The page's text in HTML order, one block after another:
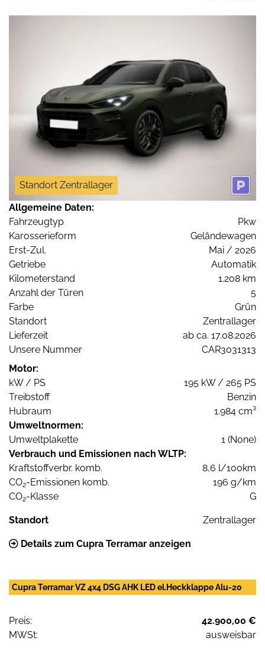
Standort Zentrallager
Allgemeine Daten:
Fahrzeugtyp
Pkw
Karosserieform
Geländewagen
Erst-Zul.
Mai / 2026
Getriebe
Automatik
Kilometerstand
1.208 km
Anzahl der Türen
5
Farbe
Grün
Standort
Zentrallager
Lieferzeit
ab ca. 17.08.2026
Unsere Nummer
CAR3031313
Motor:
kW / PS
195 kW / 265 PS
Treibstoff
Benzin
Hubraum
1.984 cm³
Umweltnormen:
Umweltplakette
1 (None)
Verbrauch und Emissionen nach WLTP:
Kraftstoffverbr. komb.
8,6 l/100km
CO2-Emissionen komb.
196 g/km
CO2-Klasse G
Standort Zentrallager
Details zum Cupra Terramar anzeigen
Cupra Terramar VZ 4x4 DSG AHK LED el.Heckklappe Alu-20
Preis:
42.900,00 €
MWSt:
ausweisbar